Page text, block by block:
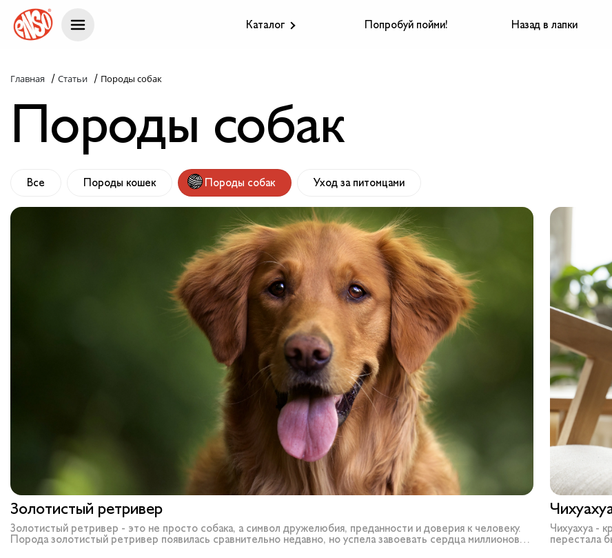
Каталог
Назад в лапки
Комплекс ENSO
Попробуй пойми!
Калькулятор
Контакты
Каталог Попробуй пойми! Назад в лапки
Главная / Статьи / Породы собак
Породы собак
Все Породы кошек Породы собак Уход за питомцами
Золотистый ретривер
Золотистый ретривер - это не просто собака, а символ дружелюбия, преданности и доверия к человеку.
Порода золотистый ретривер появилась сравнительно недавно, но успела завоевать сердца миллионов
Чихуахуа -
перестала